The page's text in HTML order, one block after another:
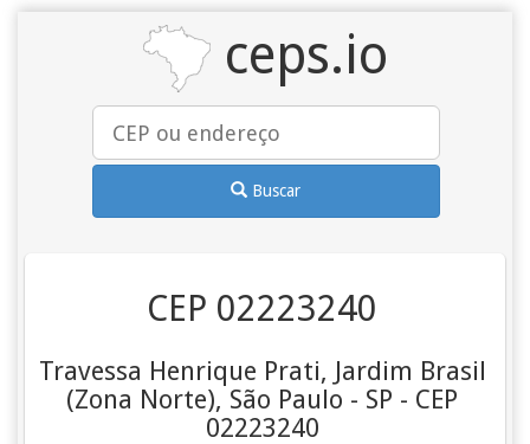
ceps.io
Buscar
CEP 02223240
Travessa Henrique Prati, Jardim Brasil
(Zona Norte), São Paulo - SP - CEP
02223240